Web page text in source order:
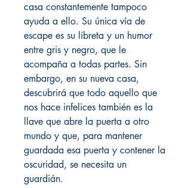
casa constantemente tampoco
ayuda a ello. Su única vía de
escape es su libreta y un humor
entre gris y negro, que le
acompaña a todas partes. Sin
embargo, en su nueva casa,
descubrirá que todo aquello que
nos hace infelices también es la
llave que abre la puerta a otro
mundo y que, para mantener
guardada esa puerta y contener la
oscuridad, se necesita un
guardián.